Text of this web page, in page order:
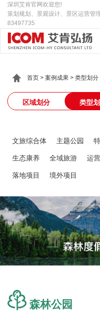
深圳艾肯官网欢迎您!
策划规划、景观设计、景区运营管
83497735
首页 > 案例成果 > 类型划分
区域划分 类型
文旅综合体 主题公园
生态康养 全域旅游 运
落地项目 境外项目
森林公园